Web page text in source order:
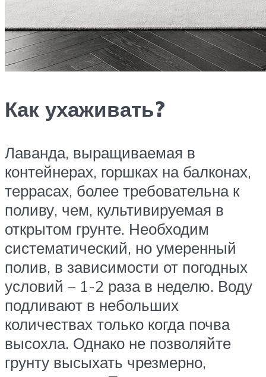
Как ухаживать?
Лаванда, выращиваемая в
контейнерах, горшках на балконах,
террасах, более требовательна к
поливу, чем, культивируемая в
открытом грунте. Необходим
систематический, но умеренный
полив, в зависимости от погодных
условий – 1-2 раза в неделю. Воду
подливают в небольших
количествах только когда почва
высохла. Однако не позволяйте
грунту высыхать чрезмерно,